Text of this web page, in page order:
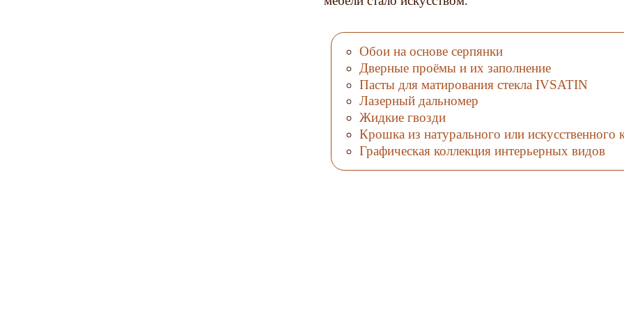
Обои на основе серпянки
Дверные проёмы и их заполнение
Пасты для матирования стекла IVSATIN
Лазерный дальномер
Жидкие гвозди
Крошка из натурального или искусственного
Графическая коллекция интерьерных видов